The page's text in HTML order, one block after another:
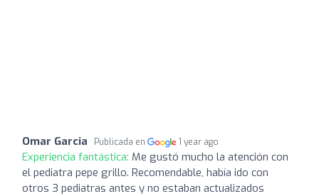
Omar Garcia Publicada en 1 year ago
Experiencia fantástica: Me gustó mucho la atención con
el pediatra pepe grillo. Recomendable, había ido con
otros 3 pediatras antes y no estaban actualizados